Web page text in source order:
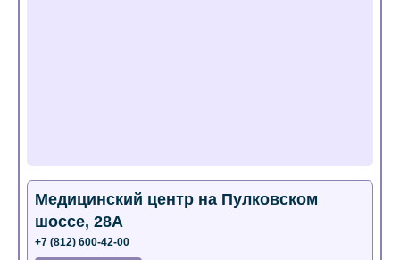
Медицинский центр на Пулковском
шоссе, 28А
+7 (812) 600-42-00